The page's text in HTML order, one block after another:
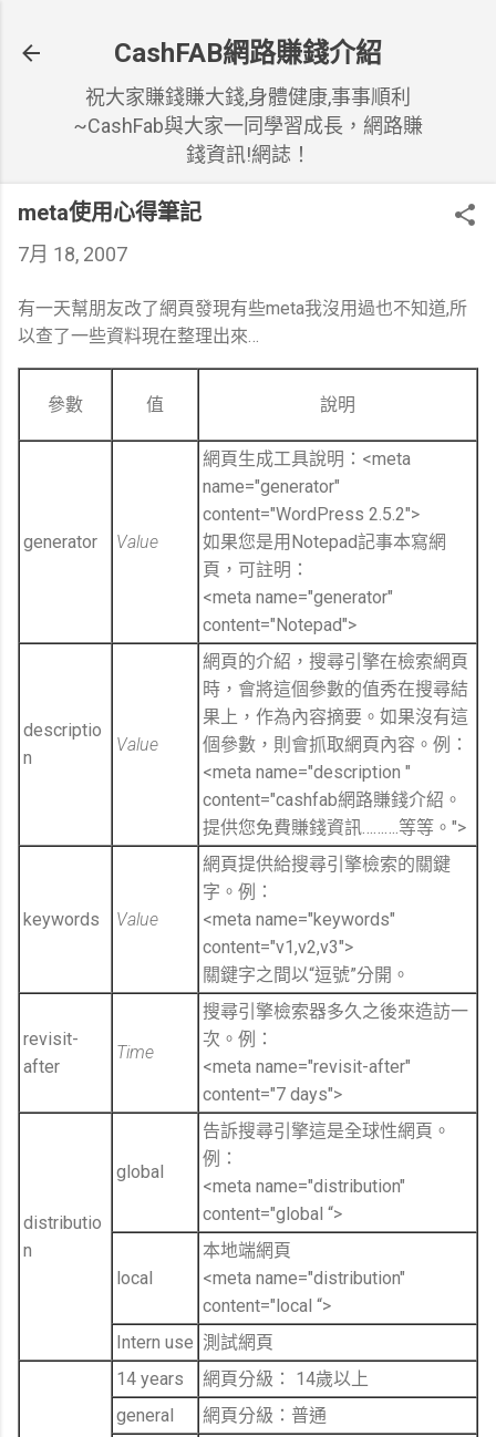
CashFAB網路賺錢介紹
祝大家賺錢賺大錢,身體健康,事事順利
~CashFab與大家一同學習成長，網路賺
錢資訊!網誌！
meta使用心得筆記
7月 18, 2007
有一天幫朋友改了網頁發現有些meta我沒用過也不知道,所
以查了一些資料現在整理出來…
參數 值 說明
generator Value
網頁生成工具說明：<meta
name="generator"
content="WordPress 2.5.2″>
如果您是用Notepad記事本寫網
頁，可註明：
<meta name="generator"
content="Notepad">
descriptio
n
Value
網頁的介紹，搜尋引擎在檢索網頁
時，會將這個參數的值秀在搜尋結
果上，作為內容摘要。如果沒有這
個參數，則會抓取網頁內容。例：
<meta name="description "
content="cashfab網路賺錢介紹。
提供您免費賺錢資訊……….等等。">
keywords Value
網頁提供給搜尋引擎檢索的關鍵
字。例：
<meta name="keywords"
content="v1,v2,v3″>
關鍵字之間以“逗號”分開。
revisit-
after
Time
搜尋引擎檢索器多久之後來造訪一
次。例：
<meta name="revisit-after"
content="7 days">
distributio
n
global
告訴搜尋引擎這是全球性網頁。
例：
<meta name="distribution"
content="global “>
local
本地端網頁
<meta name="distribution"
content="local “>
Intern use 測試網頁
14 years
網頁分級： 14歲以上
general
網頁分級：普通